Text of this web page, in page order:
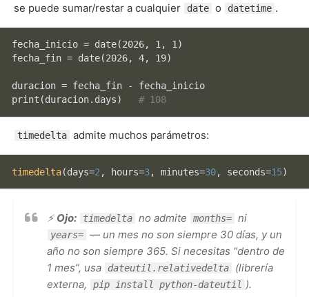
se puede sumar/restar a cualquier date o datetime .
fecha_inicio = date(2026, 1, 1)
fecha_fin = date(2026, 4, 19)
print (duracion.days) # 108
timedelta admite muchos parámetros:
timedelta(days=2 , hours=3, minutes=30, seconds=15)
⚡Ojo: timedelta no admite months= ni
years= — un mes no son siempre 30 días, y un
año no son siempre 365. Si necesitas “dentro de
1 mes”, usa
dateutil.relativedelta
(librería
externa,
pip install python-dateutil ).